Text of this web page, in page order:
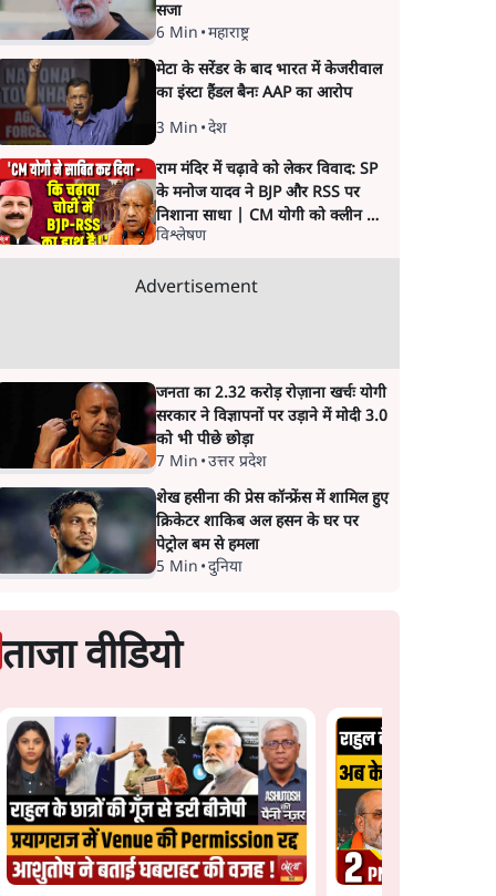
सजा
6 Min •महाराष्ट्र
मेटा के सरेंडर के बाद भारत में केजरीवाल
का इंस्टा हैंडल बैनः AAP का आरोप
3 Min •देश
राम मंदिर में चढ़ावे को लेकर विवाद: SP
के मनोज यादव ने BJP और RSS पर
निशाना साधा | CM योगी को क्लीन चिट
मिली
विश्लेषण
Advertisement
जनता का 2.32 करोड़ रोज़ाना खर्चः योगी
सरकार ने विज्ञापनों पर उड़ाने में मोदी 3.0
को भी पीछे छोड़ा
7 Min •उत्तर प्रदेश
शेख हसीना की प्रेस कॉन्फ्रेंस में शामिल हुए
क्रिकेटर शाकिब अल हसन के घर पर
पेट्रोल बम से हमला
5 Min •दुनिया
ताजा वीडियो